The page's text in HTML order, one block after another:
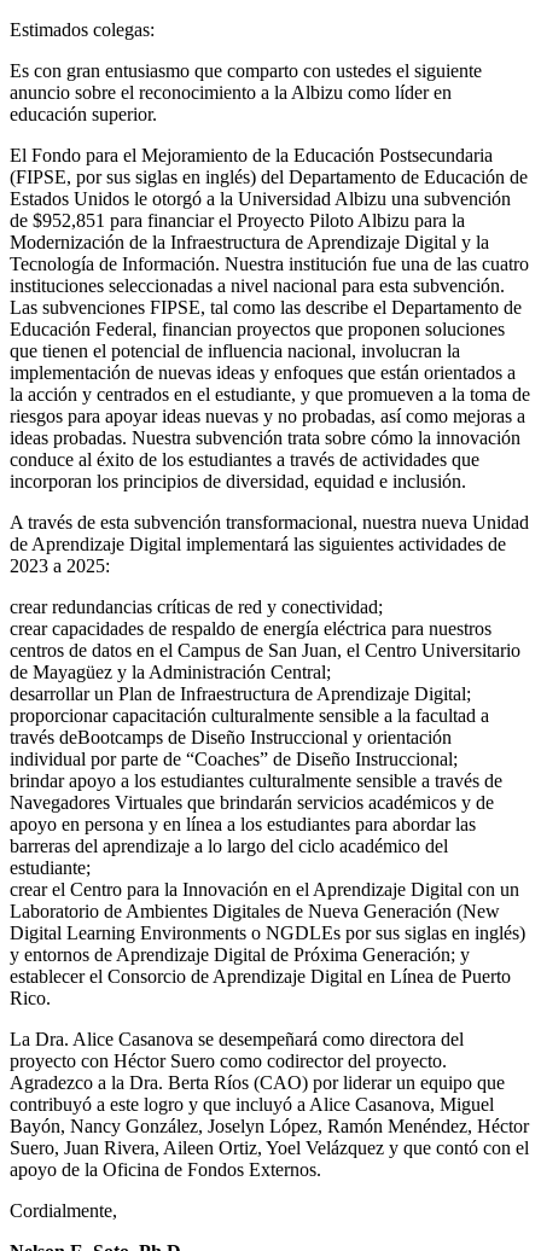
Estimados colegas:
Es con gran entusiasmo que comparto con ustedes el siguiente
anuncio sobre el reconocimiento a la Albizu como líder en
educación superior.
El Fondo para el Mejoramiento de la Educación Postsecundaria
(FIPSE, por sus siglas en inglés) del Departamento de Educación de
Estados Unidos le otorgó a la Universidad Albizu una subvención
de $952,851 para financiar el Proyecto Piloto Albizu para la
Modernización de la Infraestructura de Aprendizaje Digital y la
Tecnología de Información. Nuestra institución fue una de las cuatro
instituciones seleccionadas a nivel nacional para esta subvención.
Las subvenciones FIPSE, tal como las describe el Departamento de
Educación Federal, financian proyectos que proponen soluciones
que tienen el potencial de influencia nacional, involucran la
implementación de nuevas ideas y enfoques que están orientados a
la acción y centrados en el estudiante, y que promueven a la toma de
riesgos para apoyar ideas nuevas y no probadas, así como mejoras a
ideas probadas. Nuestra subvención trata sobre cómo la innovación
conduce al éxito de los estudiantes a través de actividades que
incorporan los principios de diversidad, equidad e inclusión.
A través de esta subvención transformacional, nuestra nueva Unidad
de Aprendizaje Digital implementará las siguientes actividades de
2023 a 2025:
crear redundancias críticas de red y conectividad;
crear capacidades de respaldo de energía eléctrica para nuestros
centros de datos en el Campus de San Juan, el Centro Universitario
de Mayagüez y la Administración Central;
desarrollar un Plan de Infraestructura de Aprendizaje Digital;
proporcionar capacitación culturalmente sensible a la facultad a
través deBootcamps de Diseño Instruccional y orientación
individual por parte de “Coaches” de Diseño Instruccional;
brindar apoyo a los estudiantes culturalmente sensible a través de
Navegadores Virtuales que brindarán servicios académicos y de
apoyo en persona y en línea a los estudiantes para abordar las
barreras del aprendizaje a lo largo del ciclo académico del
estudiante;
crear el Centro para la Innovación en el Aprendizaje Digital con un
Laboratorio de Ambientes Digitales de Nueva Generación (New
Digital Learning Environments o NGDLEs por sus siglas en inglés)
y entornos de Aprendizaje Digital de Próxima Generación; y
establecer el Consorcio de Aprendizaje Digital en Línea de Puerto
Rico.
La Dra. Alice Casanova se desempeñará como directora del
proyecto con Héctor Suero como codirector del proyecto.
Agradezco a la Dra. Berta Ríos (CAO) por liderar un equipo que
contribuyó a este logro y que incluyó a Alice Casanova, Miguel
Bayón, Nancy González, Joselyn López, Ramón Menéndez, Héctor
Suero, Juan Rivera, Aileen Ortiz, Yoel Velázquez y que contó con el
apoyo de la Oficina de Fondos Externos.
Cordialmente,